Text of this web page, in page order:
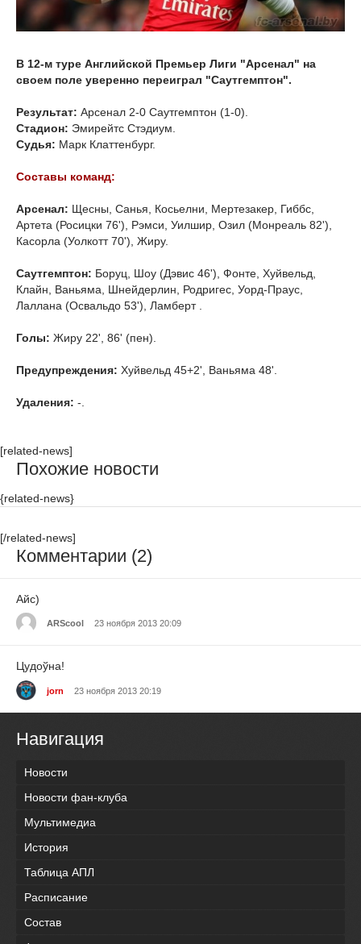
В 12-м туре Английской Премьер Лиги "Арсенал" на
своем поле уверенно переиграл "Саутгемптон".
Результат: Арсенал 2-0 Саутгемптон (1-0).
Стадион: Эмирейтс Стэдиум.
Судья: Марк Клаттенбург.
Составы команд:
Арсенал: Щесны, Cанья, Косьелни, Мертезакер, Гиббс,
Артета (Росицки 76'), Рэмси, Уилшир, Озил (Монреаль 82'),
Касорла (Уолкотт 70'), Жиру.
Саутгемптон: Боруц, Шоу (Дэвис 46'), Фонте, Хуйвельд,
Клайн, Ваньяма, Шнейдерлин, Родригес, Уорд-Праус,
Лаллана (Освальдо 53'), Ламберт .
Голы: Жиру 22', 86' (пен).
Предупреждения: Хуйвельд 45+2', Ваньяма 48'.
Удаления: -.
[related-news]
Похожие новости
{related-news}
[/related-news]
Комментарии (2)
Айс)
ARScool 23 ноября 2013 20:09
Цудоўна!
jorn 23 ноября 2013 20:19
Навигация
Новости
Новости фан-клуба
Мультимедиа
История
Таблица АПЛ
Расписание
Состав